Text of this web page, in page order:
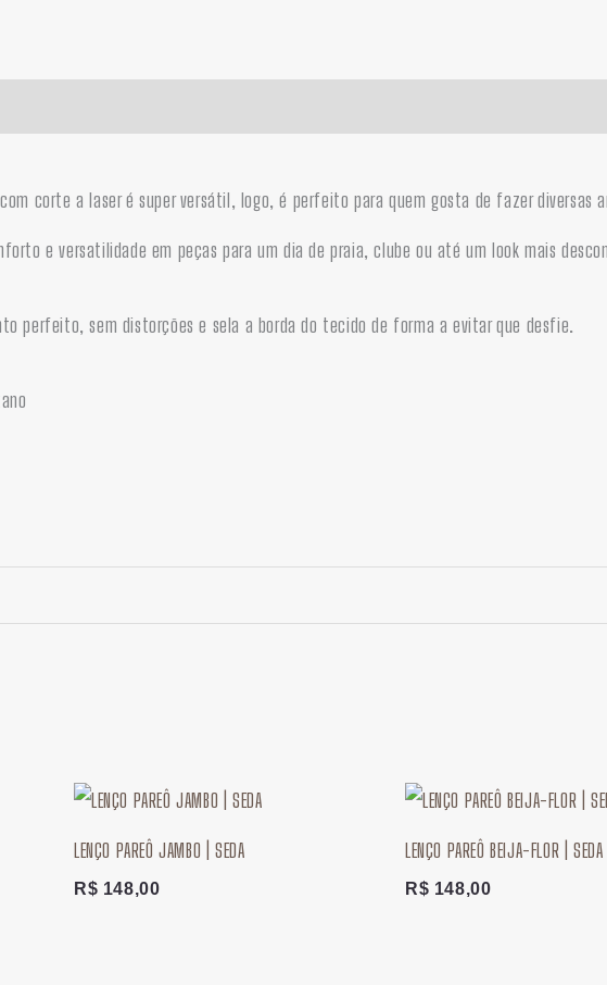
corte a laser é super versátil, logo, é perfeito para quem gosta de fazer diversas
e versatilidade em peças para um dia de praia, clube ou até um look mais
perfeito, sem distorções e sela a borda do tecido de forma a evitar que desfie.
LENÇO PAREÔ JAMBO | SEDA
R$ 148,00
LENÇO PAREÔ BEIJA-FLOR | SEDA
R$ 148,00